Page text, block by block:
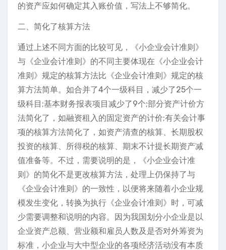
的资产应如何确定其入账价值，写法上不够简化。
二、简化了核算方法
通过上述不同方面的比较可见，《小企业会计准则》
与《企业会计准则》的不同主要体现在《小企业会计
准则》规定的核算方法比《企业会计准则》规定的核
算方法简单。如合并了4个一级科目，减少了25个一
级科目;基本财务报表项目减少了9个;部分资产计价方
法简化了，如融资租入的固定资产的计价;有关会计事
项的核算方法简化了，如资产清查的核算、长期股权
投资的核算、所得税的核算、期末不计提长期资产减
值准备等。不过，需要说明的是，《小企业会计准
则》的简化不是更改核算方法，处理上仍保持了与
《企业会计准则》的一致性，以便将来随着小企业规
模发生变化，转换为执行《企业会计准则》时，可减
少需要调整和说明的内容。因为我国划分小企业是以
企业资产总额、营业额和雇员人数及是否对外筹资为
标准，小企业与大中型企业的各项经济活动没有本质